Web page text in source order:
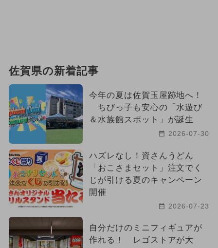
佐賀県の新着記事
今年の夏は佐賀玉屋跡地へ！
ちびっ子も安心の「水遊び
＆水族館スポット」が誕生
2026-07-30
ハズレなし！資さんうどん
「おこさまセット」注文でく
じが引ける夏のキャンペーン
開催
2026-07-23
自分だけのミニフィギュアが
作れる！ レゴストアが大